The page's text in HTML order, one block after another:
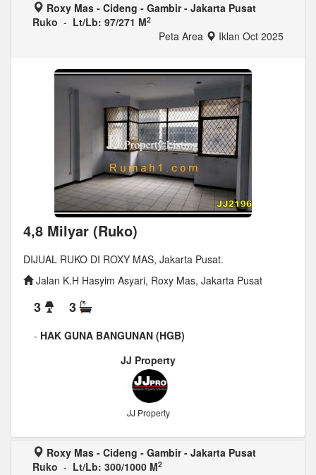
Roxy Mas - Cideng - Gambir - Jakarta Pusat
Ruko - Lt/Lb: 97/271 M2
Peta Area Iklan Oct 2025
4,8 Milyar (Ruko)
DIJUAL RUKO DI ROXY MAS, Jakarta Pusat.
Jalan K.H Hasyim Asyari, Roxy Mas, Jakarta Pusat
3 3
- HAK GUNA BANGUNAN (HGB)
JJ Property
JJ Property
Roxy Mas - Cideng - Gambir - Jakarta Pusat
Ruko - Lt/Lb: 300/1000 M2